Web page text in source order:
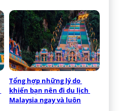
Tổng hợp những lý do
khiến bạn nên đi du lịch
Malaysia ngay và luôn